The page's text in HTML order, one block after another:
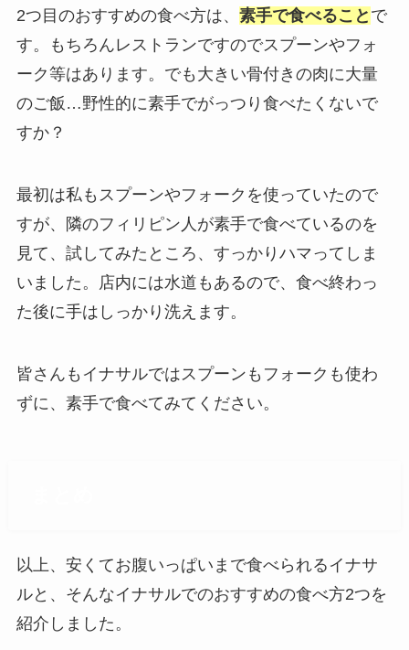
2つ目のおすすめの食べ方は、 素手で食べること で
す。もちろんレストランですのでスプーンやフォ
ーク等はあります。でも大きい骨付きの肉に大量
のご飯…野性的に素手でがっつり食べたくないで
すか？
最初は私もスプーンやフォークを使っていたので
すが、隣のフィリピン人が素手で食べているのを
見て、試してみたところ、すっかりハマってしま
いました。店内には水道もあるので、食べ終わっ
た後に手はしっかり洗えます。
皆さんもイナサルではスプーンもフォークも使わ
ずに、素手で食べてみてください。
以上、安くてお腹いっぱいまで食べられるイナサ
ルと、そんなイナサルでのおすすめの食べ方2つを
紹介しました。